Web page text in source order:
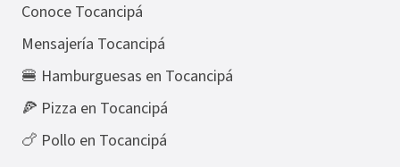
Conoce Tocancipá
Mensajería Tocancipá
🍔 Hamburguesas en Tocancipá
🍕 Pizza en Tocancipá
🍗 Pollo en Tocancipá